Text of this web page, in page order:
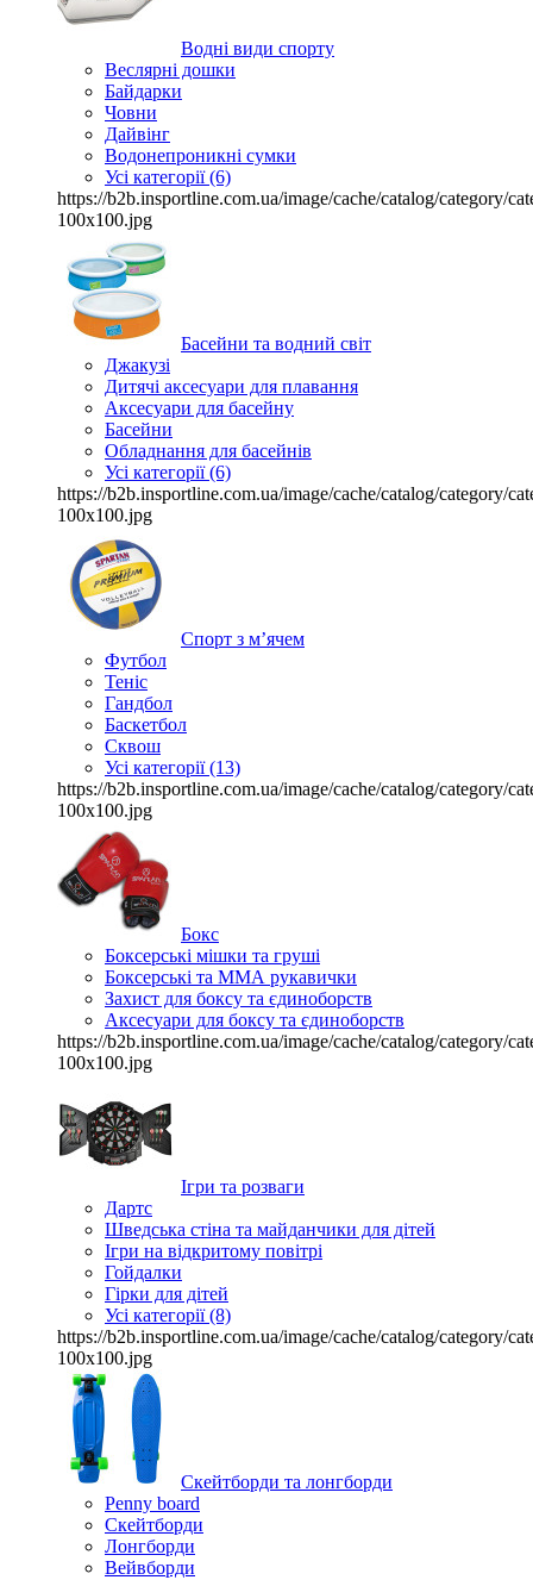
Водні види спорту
Веслярні дошки
Байдарки
Човни
Дайвінг
Водонепроникні сумки
Усі категорії (6)
https://b2b.insportline.com.ua/image/cache/catalog/category/
100x100.jpg
Басейни та водний світ
Джакузі
Дитячі аксесуари для плавання
Аксесуари для басейну
Басейни
Обладнання для басейнів
Усі категорії (6)
https://b2b.insportline.com.ua/image/cache/catalog/category/
100x100.jpg
Спорт з м’ячем
Футбол
Теніс
Гандбол
Баскетбол
Сквош
Усі категорії (13)
https://b2b.insportline.com.ua/image/cache/catalog/category/
100x100.jpg
Бокс
Боксерські мішки та груші
Боксерські та ММА рукавички
Захист для боксу та єдиноборств
Аксесуари для боксу та єдиноборств
https://b2b.insportline.com.ua/image/cache/catalog/category/
100x100.jpg
Ігри та розваги
Дартс
Шведська стіна та майданчики для дітей
Ігри на відкритому повітрі
Гойдалки
Гірки для дітей
Усі категорії (8)
https://b2b.insportline.com.ua/image/cache/catalog/category/
100x100.jpg
Скейтборди та лонгборди
Penny board
Скейтборди
Лонгборди
Вейвборди